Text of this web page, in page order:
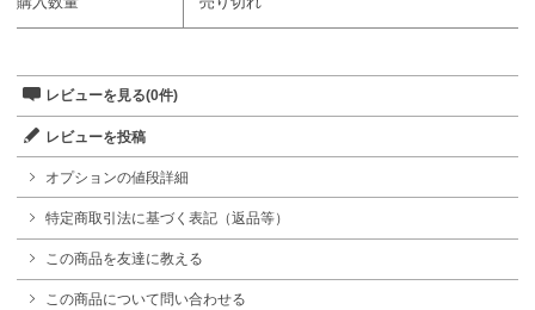
レビューを見る(0件)
レビューを投稿
オプションの値段詳細
特定商取引法に基づく表記（返品等）
この商品を友達に教える
この商品について問い合わせる